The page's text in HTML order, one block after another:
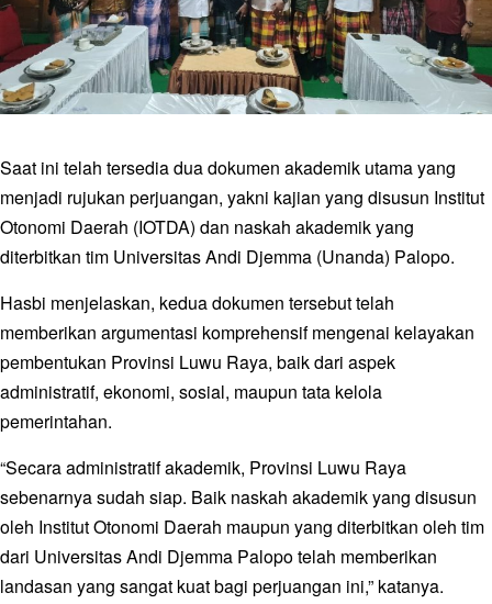
Saat ini telah tersedia dua dokumen akademik utama yang
menjadi rujukan perjuangan, yakni kajian yang disusun Institut
Otonomi Daerah (IOTDA) dan naskah akademik yang
diterbitkan tim Universitas Andi Djemma (Unanda) Palopo.
Hasbi menjelaskan, kedua dokumen tersebut telah
memberikan argumentasi komprehensif mengenai kelayakan
pembentukan Provinsi Luwu Raya, baik dari aspek
administratif, ekonomi, sosial, maupun tata kelola
pemerintahan.
“Secara administratif akademik, Provinsi Luwu Raya
sebenarnya sudah siap. Baik naskah akademik yang disusun
oleh Institut Otonomi Daerah maupun yang diterbitkan oleh tim
dari Universitas Andi Djemma Palopo telah memberikan
landasan yang sangat kuat bagi perjuangan ini,” katanya.